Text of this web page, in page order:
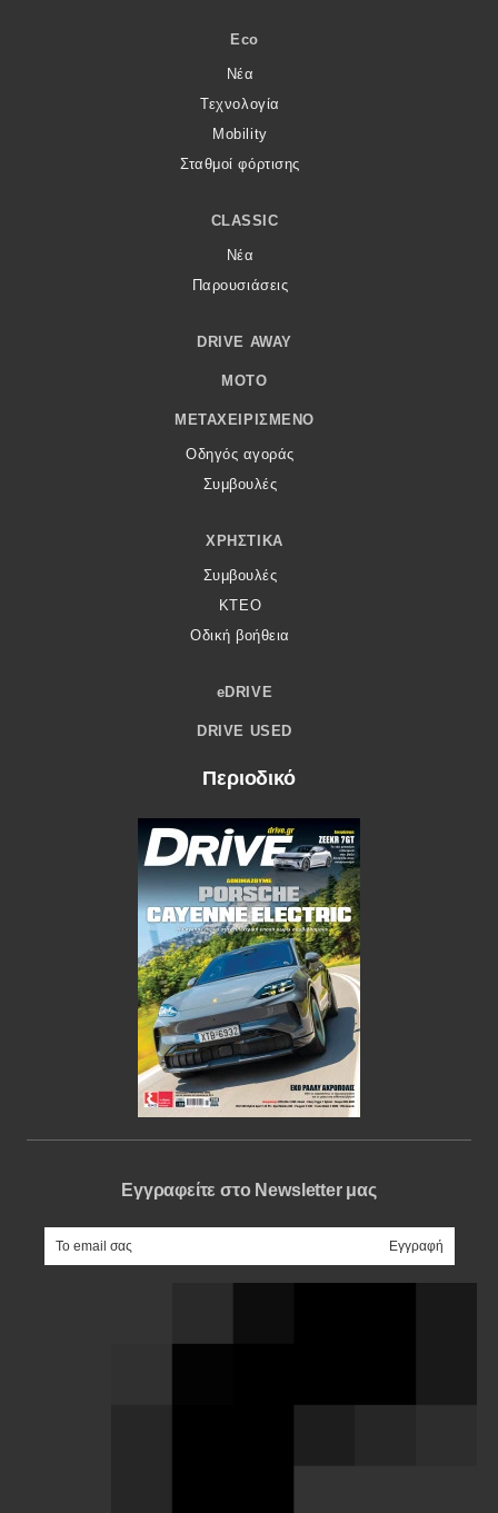
Eco
Νέα
Τεχνολογία
Mobility
Σταθμοί φόρτισης
CLASSIC
Νέα
Παρουσιάσεις
DRIVE AWAY
MOTO
ΜΕΤΑΧΕΙΡΙΣΜΈΝΟ
Οδηγός αγοράς
Συμβουλές
ΧΡΗΣΤΙΚΆ
Συμβουλές
ΚΤΕΟ
Οδική βοήθεια
eDRIVE
DRIVE USED
Περιοδικό
Εγγραφείτε στο Newsletter μας
e-mail